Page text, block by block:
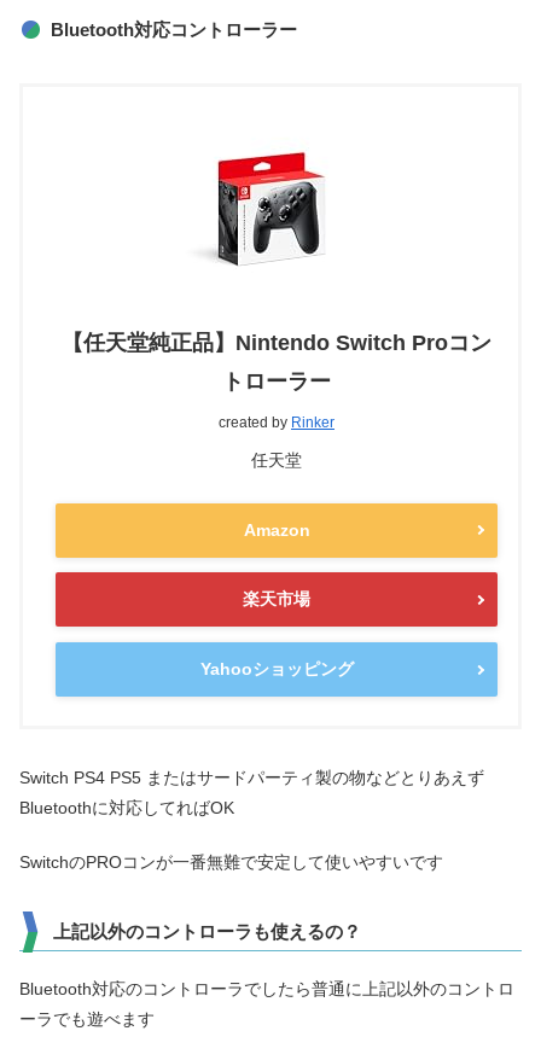
Bluetooth対応コントローラー
【任天堂純正品】Nintendo Switch Proコン
トローラー
created by Rinker
任天堂
Amazon
楽天市場
Yahooショッピング
Switch PS4 PS5 またはサードパーティ製の物などとりあえず
Bluetoothに対応してればOK
SwitchのPROコンが一番無難で安定して使いやすいです
上記以外のコントローラも使えるの？
Bluetooth対応のコントローラでしたら普通に上記以外のコントロ
ーラでも遊べます